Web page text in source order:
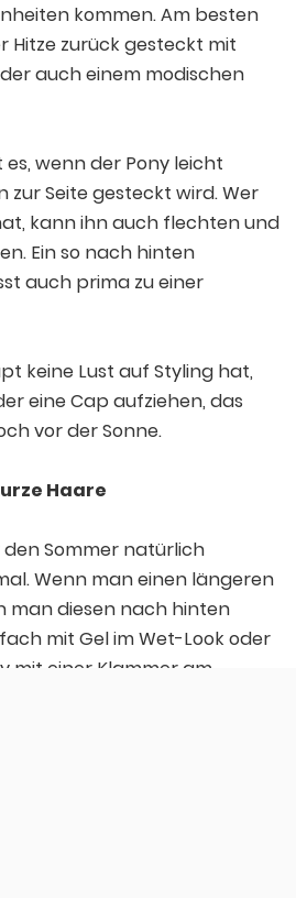
kommen. Am besten
Hitze zurück gesteckt mit
auch einem modischen
wenn der Pony leicht
Seite gesteckt wird. Wer
kann ihn auch flechten und
Ein so nach hinten
auch prima zu einer
keine Lust auf Styling hat,
eine Cap aufziehen, das
vor der Sonne.
Haare
den Sommer natürlich
Wenn man einen längeren
man diesen nach hinten
mit Gel im Wet-Look oder
mit einer Klammer am